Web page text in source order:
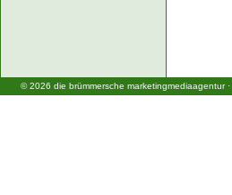
© 2026 die brümmersche marketingmediaagentur·